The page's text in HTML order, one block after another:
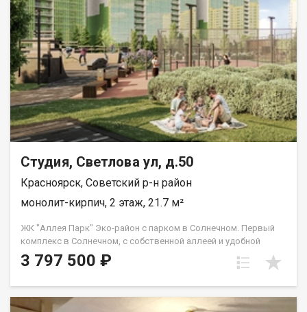
сантехника. Квартира-студия расположена на 2 этаже 10-
этажного дома. Квартира не подходит под программу
семейная ипотека. Возможен торг.
Студия, Светлова ул, д.50
Красноярск, Советский р-н район
монолит-кирпич, 2 этаж, 21.7 м²
ЖК "Аллея Парк" Эко-район с парком в Солнечном. Первый
комплекс в Солнечном, с собственной аллеей и удобной
инфраструктурой. Дизайнерские подьездные группы,
авторский ландшафтный декор, современные спортивные
включает семь домов в монолитно-кирпичном исполнении,
3 797 500 ₽